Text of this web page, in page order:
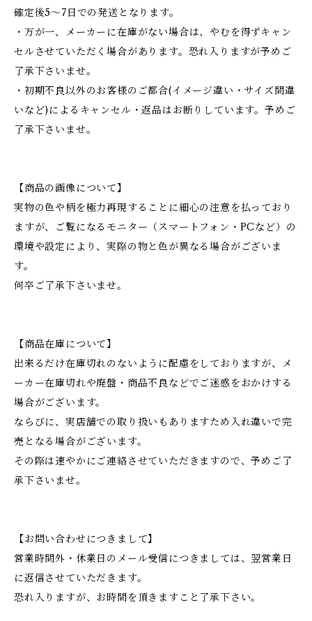
確定後5～7日での発送となります。
・万が一、メーカーに在庫がない場合は、やむを得ずキャン
セルさせていただく場合があります。恐れ入りますが予めご
了承下さいませ。
・初期不良以外のお客様のご都合(イメージ違い・サイズ間違
いなど)によるキャンセル・返品はお断りしています。予めご
了承下さいませ。
【商品の画像について】
実物の色や柄を極力再現することに細心の注意を払っており
ますが、ご覧になるモニター（スマートフォン・PCなど）の
環境や設定により、実際の物と色が異なる場合がございま
す。
何卒ご了承下さいませ。
【商品在庫について】
出来るだけ在庫切れのないように配慮をしておりますが、メ
ーカー在庫切れや廃盤・商品不良などでご迷惑をおかけする
場合がございます。
ならびに、実店舗での取り扱いもありますため入れ違いで完
売となる場合がございます。
その際は速やかにご連絡させていただきますので、予めご了
承下さいませ。
【お問い合わせにつきまして】
営業時間外・休業日のメール受信につきましては、翌営業日
に返信させていただきます。
恐れ入りますが、お時間を頂きますこと了承下さい。